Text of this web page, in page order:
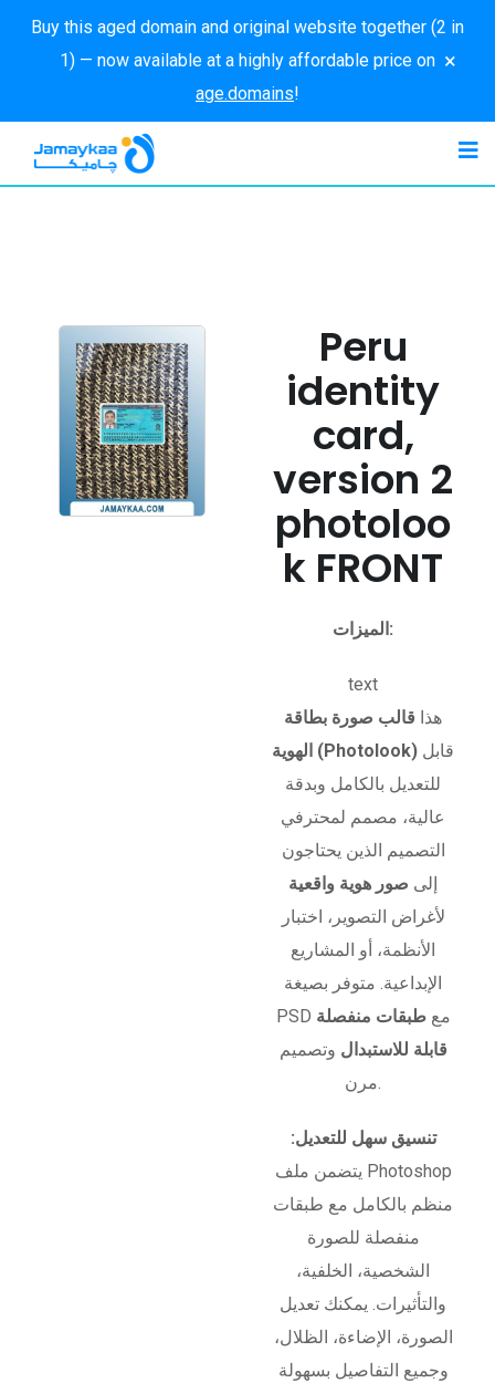
Buy this aged domain and original website together (2 in
1) — now available at a highly affordable price on
age.domains!
×
Peru
identity
card,
version 2
photoloo
k FRONT
الميزات:
text
هذا قالب صورة بطاقة
الهوية (Photolook)
للتعديل بالكامل وبدقة
عالية، مصمم لمحترفي
التصميم الذين يحتاجون
إلى صور هوية واقعية
لأغراض التصوير، اختبار
الأنظمة، أو المشاريع
الإبداعية. متوفر بصيغة
PSD معطبقات منفصلة
قابلة للاستبدال وتصميم
مرن.
تنسيق سهل للتعديل:
يتضمن ملف Photoshop
منظم بالكامل مع طبقات
منفصلة للصورة
الشخصية، الخلفية،
والتأثيرات. يمكنك تعديل
الصورة، الإضاءة، الظلال،
وجميع التفاصيل بسهولة